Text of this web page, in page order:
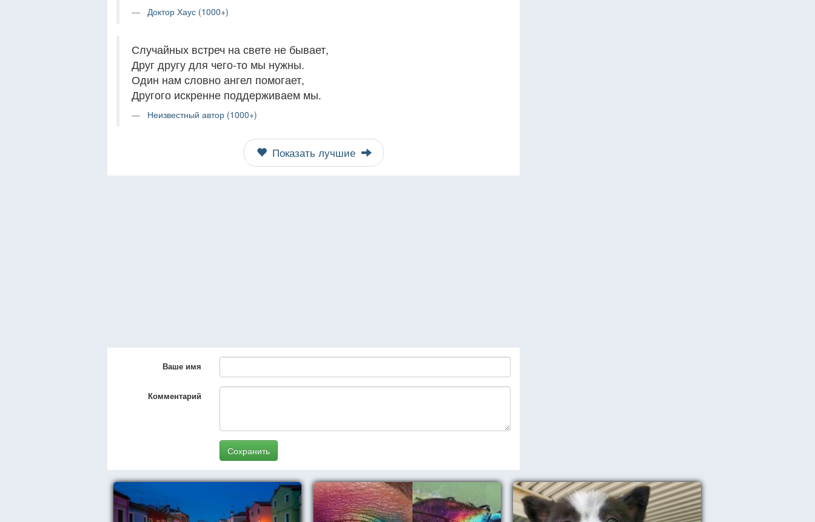
Доктор Хаус (1000+)
Случайных встреч на свете не бывает,
Друг другу для чего-то мы нужны.
Один нам словно ангел помогает,
Другого искренне поддерживаем мы.
Неизвестный автор (1000+)
Показать лучшие
Ваше имя
Комментарий
Сохранить